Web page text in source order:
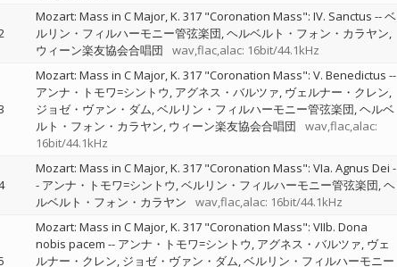
Mozart: Mass in C Major, K. 317 "Coronation Mass": IV. Sanctus --ベ
ルリン・フィルハーモニー管弦楽団 ヘルベルト・フォン・カラヤン
ウィーン楽友協会合唱団
wav,flac,alac: 16bit/44.1kHz
Mozart: Mass in C Major, K. 317 "Coronation Mass": V. Benedictus --
アンナ・トモワ=シントウ アグネス・バルツァ ヴェルナー・クレン
ジョゼ・ヴァン・ダム ベルリン・フィルハーモニー管弦楽団 ヘルベ
ルト・フォン・カラヤン ウィーン楽友協会合唱団
wav,flac,alac:
16bit/44.1kHz
Mozart: Mass in C Major, K. 317 "Coronation Mass": VIa. Agnus Dei -
- アンナ・トモワ=シントウ ベルリン・フィルハーモニー管弦楽団 ヘ
ルベルト・フォン・カラヤン
wav,flac,alac: 16bit/44.1kHz
Mozart: Mass in C Major, K. 317 "Coronation Mass": VIIb. Dona
nobis pacem -- アンナ・トモワ=シントウ アグネス・バルツァ ヴェ
ルナー・クレン ジョゼ・ヴァン・ダム ベルリン・フィルハーモニー